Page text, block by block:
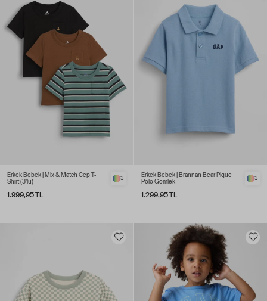
Erkek Bebek | Mix & Match Cep T-
Shirt (3’lü)
1.999,95 TL
3
Erkek Bebek | Brannan Bear Pique
Polo Gömlek
1.299,95 TL
3